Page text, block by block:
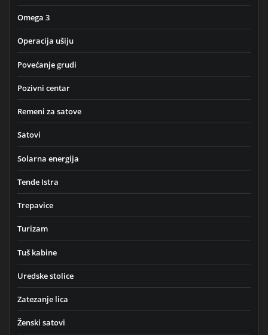
Omega 3
Operacija ušiju
Povećanje grudi
Pozivni centar
Remeni za satove
Satovi
Solarna energija
Tende Istra
Trepavice
Turizam
Tuš kabine
Uredske stolice
Zatezanje lica
Ženski satovi